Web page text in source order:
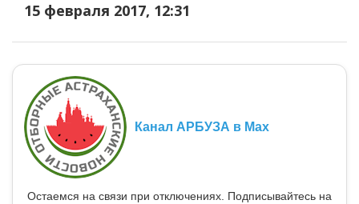
15 февраля 2017, 12:31
Канал АРБУЗА в Max
Остаемся на связи при отключениях. Подписывайтесь на